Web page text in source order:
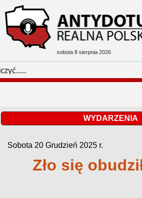
sobota 8 sierpnia 2026
Rozmaitości
WYDARZENIA
Sobota 20 Grudzień 2025 r.
Zło się